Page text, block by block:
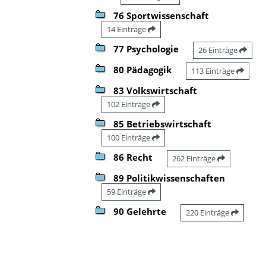
76 Sportwissenschaft
14 Einträge
77 Psychologie 26 Einträge
80 Pädagogik 113 Einträge
83 Volkswirtschaft
102 Einträge
85 Betriebswirtschaft
100 Einträge
86 Recht 262 Einträge
89 Politikwissenschaften
59 Einträge
90 Gelehrte 220 Einträge